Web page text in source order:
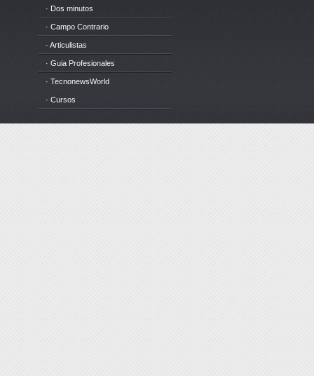
· Dos minutos
· Campo Contrario
· Articulistas
· Guia Profesionales
· TecnonewsWorld
· Cursos